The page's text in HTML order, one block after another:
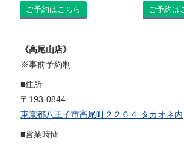
ご予約はこちら ご予約は
《高尾山店》
※事前予約制
■住所
〒193-0844
東京都八王子市高尾町２２６４ タカオネ内
■営業時間